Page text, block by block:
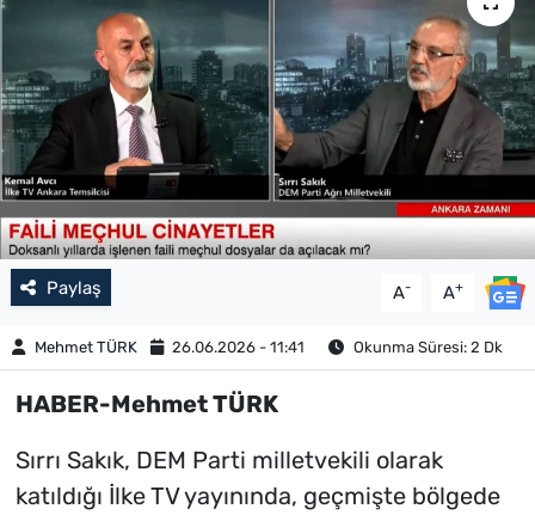
Paylaş A- A+
Mehmet TÜRK 26.06.2026 - 11:41 Okunma Süresi: 2 Dk
HABER-Mehmet TÜRK
Sırrı Sakık, DEM Parti milletvekili olarak
katıldığı İlke TV yayınında, geçmişte bölgede